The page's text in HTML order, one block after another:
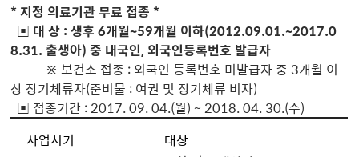
* 지정 의료기관 무료 접종 *
▣ 대 상 : 생후 6개월~59개월 이하(2012.09.01.~2017.0
8.31. 출생아) 중 내국인, 외국인등록번호 발급자
※ 보건소 접종 : 외국인 등록번호 미발급자 중 3개월 이
상 장기체류자(준비물 : 여권 및 장기체류 비자)
▣ 접종기간 : 2017. 09. 04.(월) ~ 2018. 04. 30.(수)
사업시기
대상